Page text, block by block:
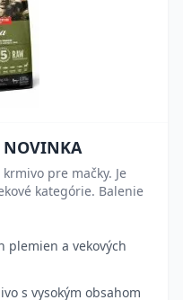
pre mačky. Je
kategórie. Balenie
plemien a vekových
s vysokým obsahom